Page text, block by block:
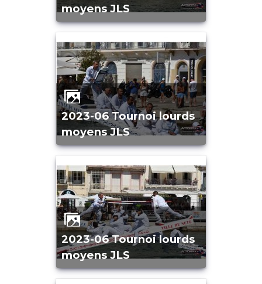
moyens JLS
2023-06 Tournoi lourds
moyens JLS
2023-06 Tournoi lourds
moyens JLS